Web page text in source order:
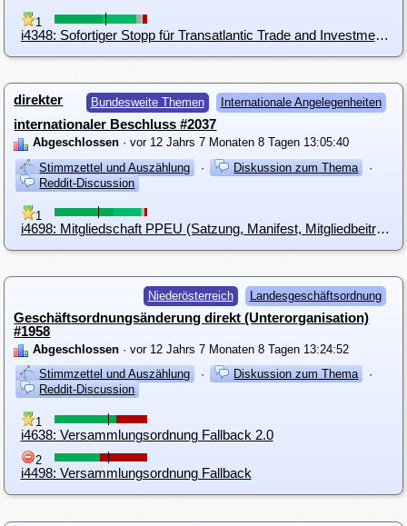
1
i4348: Sofortiger Stopp für Transatlantic Trade and Investment Partnership (TTIP) - Verhandlungen
Bundesweite Themen Internationale Angelegenheiten
direkter
internationaler Beschluss #2037
Abgeschlossen · vor 12 Jahrs 7 Monaten 8 Tagen 13:05:40
Stimmzettel und Auszählung
· Diskussion zum Thema
·
Reddit-Discussion
1
i4698: Mitgliedschaft PPEU (Satzung, Manifest, Mitgliedbeitrag, Delegierte)
Niederösterreich Landesgeschäftsordnung
Geschäftsordnungsänderung direkt (Unterorganisation)
#1958
Abgeschlossen · vor 12 Jahrs 7 Monaten 8 Tagen 13:24:52
Stimmzettel und Auszählung
· Diskussion zum Thema
·
Reddit-Discussion
1
i4638: Versammlungsordnung Fallback 2.0
2
i4498: Versammlungsordnung Fallback